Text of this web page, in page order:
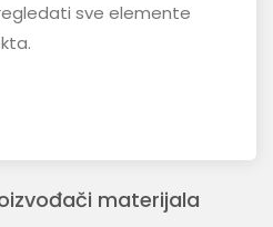
sve elemente
materijala